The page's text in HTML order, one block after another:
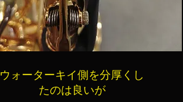
ウォーターキイ側を分厚くし
たのは良いが